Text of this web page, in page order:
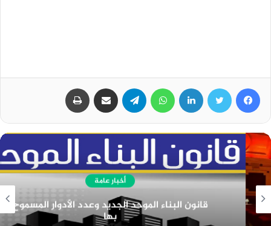
أخبار عامة
قانون البناء الموحد الجديد وعدد الأدوار المسموح
بها